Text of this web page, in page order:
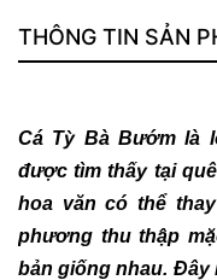
THÔNG TIN SẢN
Cá Tỳ Bà Bướm là
được tìm thấy tại
hoa văn có thể
phương thu thập
bản giống nhau. Đây